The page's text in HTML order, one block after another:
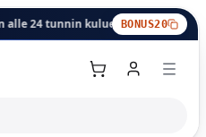
tunnin kuluessa. Vaihtobonus:
BONUS20